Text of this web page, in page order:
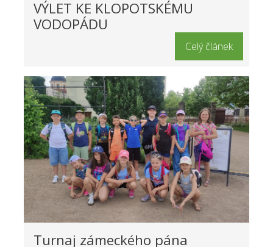
VÝLET KE KLOPOTSKÉMU
VODOPÁDU
Celý článek
Turnaj zámeckého pána